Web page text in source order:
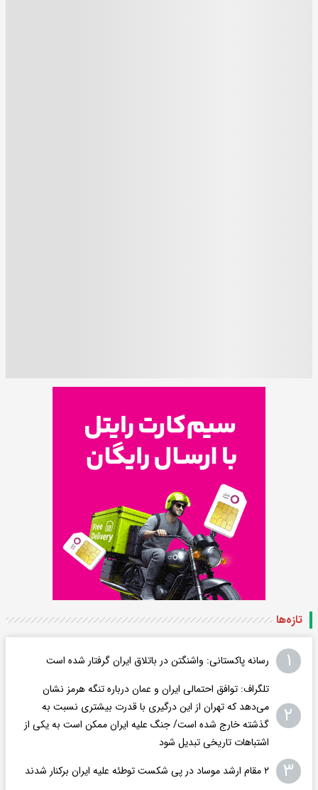
تازه‌ها
۱ رسانه پاکستانی: واشنگتن در باتلاق ایران گرفتار شده است
۲
تلگراف: توافق احتمالی ایران و عمان درباره تنگه هرمز نشان
می‌دهد که تهران از این درگیری با قدرت بیشتری نسبت به
گذشته خارج شده است/ جنگ علیه ایران ممکن است به یکی از
اشتباهات تاریخی تبدیل شود
۳ ۲ مقام‌ ارشد موساد در پی شکست توطئه علیه ایران برکنار شدند